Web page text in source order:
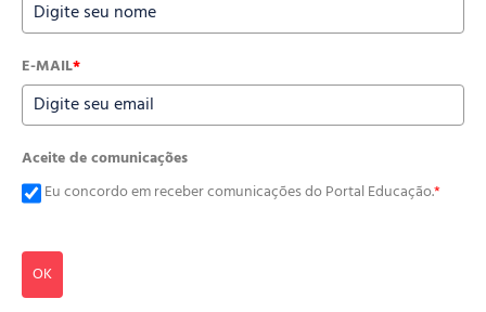
E-MAIL*
Aceite de comunicações
Eu concordo em receber comunicações do Portal Educação.*
OK